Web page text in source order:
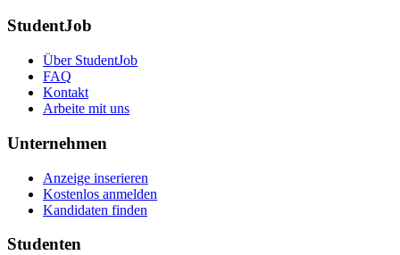
StudentJob
Über StudentJob
FAQ
Kontakt
Arbeite mit uns
Unternehmen
Anzeige inserieren
Kostenlos anmelden
Kandidaten finden
Studenten